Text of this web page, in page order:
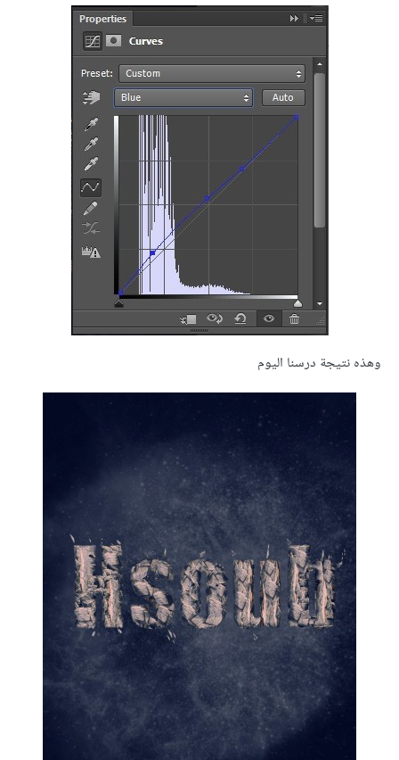
وهذه نتيجة درسنا اليوم